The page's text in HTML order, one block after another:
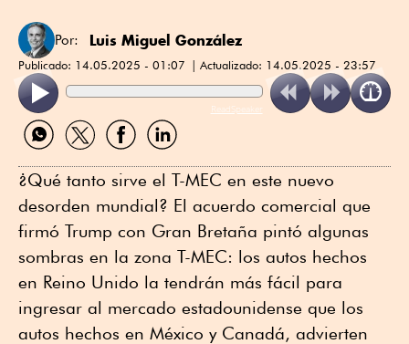
Por: Luis Miguel González
Publicado: 14.05.2025 - 01:07 Actualizado: 14.05.2025 - 23:57
ReadSpeaker
Compartir
por
Compartir
por
Compartir
por
Compartir
por
¿Qué tanto sirve el T-MEC en este nuevo
desorden mundial? El acuerdo comercial que
firmó Trump con Gran Bretaña pintó algunas
sombras en la zona T-MEC: los autos hechos
en Reino Unido la tendrán más fácil para
ingresar al mercado estadounidense que los
autos hechos en México y Canadá, advierten